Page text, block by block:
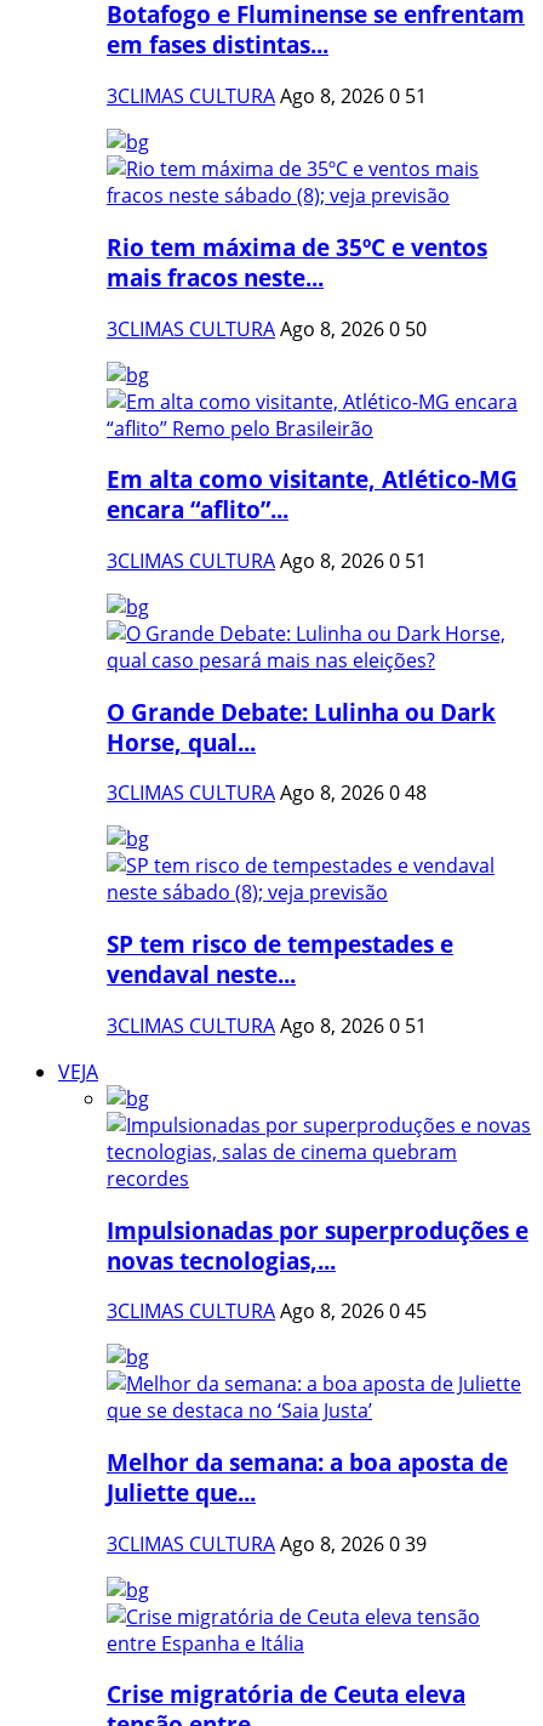
Botafogo e Fluminense se enfrentam
em fases distintas...
3CLIMAS CULTURAAgo 8, 20260 51
Rio tem máxima de 35ºC e ventos
mais fracos neste...
3CLIMAS CULTURAAgo 8, 20260 50
Em alta como visitante, Atlético-MG
encara “aflito”...
3CLIMAS CULTURAAgo 8, 20260 51
O Grande Debate: Lulinha ou Dark
Horse, qual...
3CLIMAS CULTURAAgo 8, 2026048
SP tem risco de tempestades e
vendaval neste...
3CLIMAS CULTURAAgo 8, 20260 51
VEJA
Impulsionadas por superproduções e
novas tecnologias,...
3CLIMAS CULTURAAgo 8, 2026045
Melhor da semana: a boa aposta de
Juliette que...
3CLIMAS CULTURAAgo 8, 2026039
Crise migratória de Ceuta eleva